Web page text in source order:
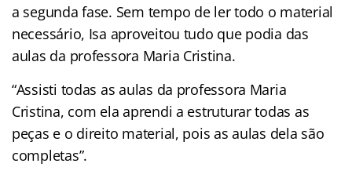
a segunda fase. Sem tempo de ler todo o material
necessário, Isa aproveitou tudo que podia das
aulas da professora Maria Cristina.
“Assisti todas as aulas da professora Maria
Cristina, com ela aprendi a estruturar todas as
peças e o direito material, pois as aulas dela são
completas”.